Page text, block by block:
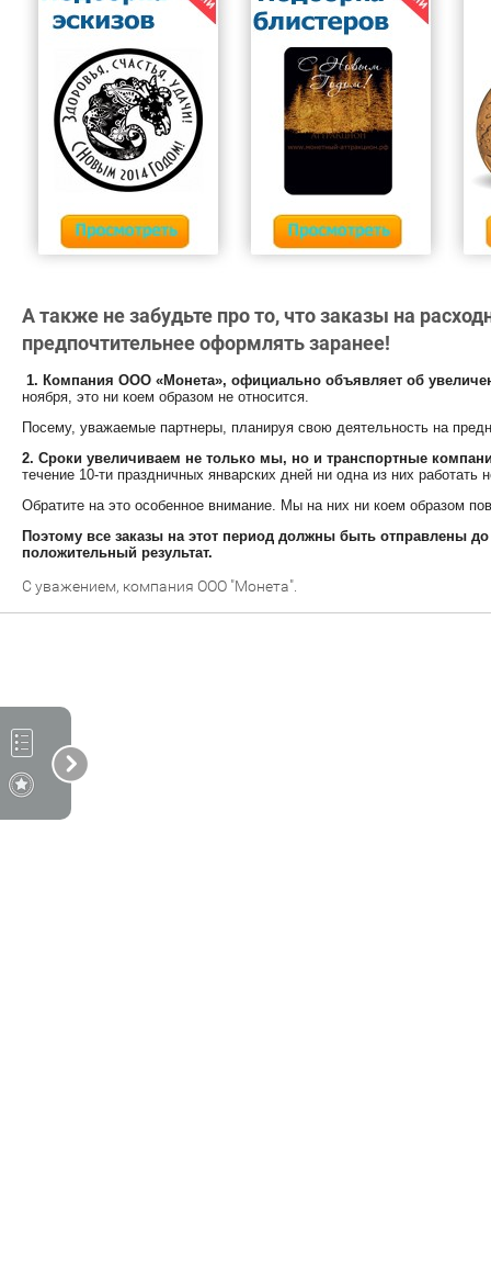
А также не забудьте про то, что заказы на
предпочтительнее оформлять заранее!
1. Компания ООО «Монета», официально объявляет об
ноября, это ни коем образом не относится.
Посему, уважаемые партнеры, планируя свою деятельность на
2. Сроки увеличиваем не только мы, но и транспортные
течение 10-ти праздничных январских дней ни одна из них работать
Обратите на это особенное внимание. Мы на них ни коем образом
Поэтому все заказы на этот период должны быть отправлены
положительный результат.
С уважением, компания ООО "Монета".